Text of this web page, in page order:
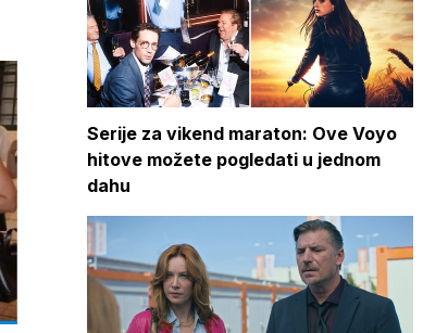
Serije za vikend maraton: Ove Voyo
hitove možete pogledati u jednom
dahu